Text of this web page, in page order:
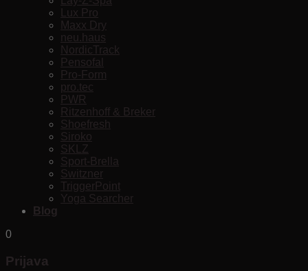
Lux Pro
Maxx Dry
neu.haus
NordicTrack
Pensofal
Pro-Form
pro.tec
PWR
Ritzenhoff & Breker
Shoefresh
Siroko
SKLZ
Sport-Brella
Switzner
TriggerPoint
Yoga Searcher
Blog
0
Prijava